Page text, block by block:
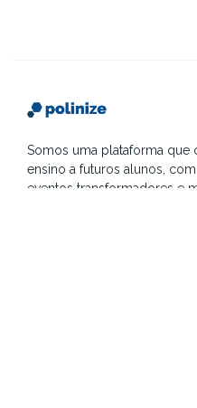
Somos uma plataforma que
ensino a futuros alunos,
eventos transformadores e